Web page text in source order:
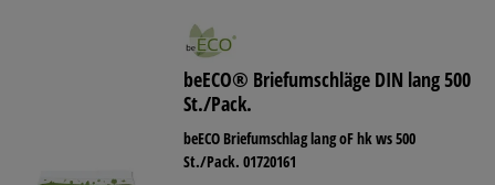
beECO® Briefumschläge DIN lang 500
St./Pack.
beECO Briefumschlag lang oF hk ws 500
St./Pack. 01720161